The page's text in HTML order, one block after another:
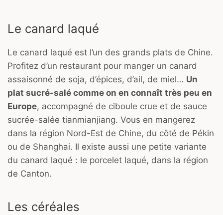
Le canard laqué
Le canard laqué est l’un des grands plats de Chine.
Profitez d’un restaurant pour manger un canard
assaisonné de soja, d’épices, d’ail, de miel… Un
plat sucré-salé comme on en connaît très peu en
Europe, accompagné de ciboule crue et de sauce
sucrée-salée tianmianjiang. Vous en mangerez
dans la région Nord-Est de Chine, du côté de Pékin
ou de Shanghai. Il existe aussi une petite variante
du canard laqué : le porcelet laqué, dans la région
de Canton.
Les céréales